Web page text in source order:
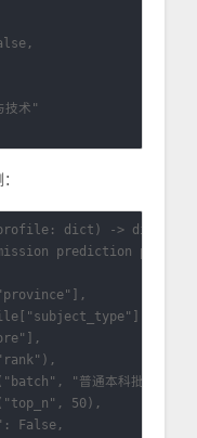
术"
dict) -> dict:
prediction
"普通本科批次"),
50),
False,